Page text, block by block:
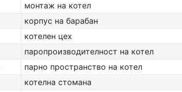
монтаж на котел
корпус на барабан
котелен цех
паропроизводителност на котел
парно пространство на котел
котелна стомана